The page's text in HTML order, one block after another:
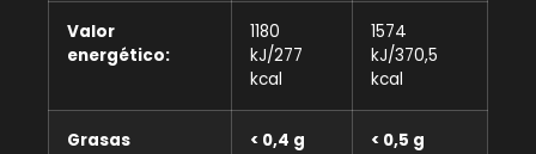
Valor
energético:
1180
kJ/277
kcal
1574
kJ/370,5
kcal
Grasas < 0,4 g < 0,5 g